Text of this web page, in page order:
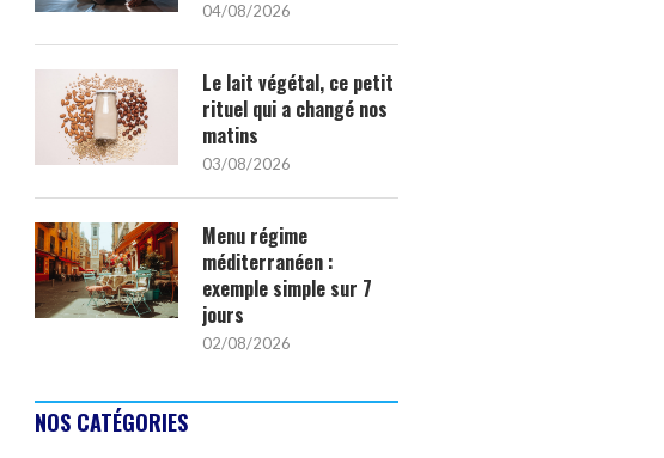
04/08/2026
Le lait végétal, ce petit
rituel qui a changé nos
matins
03/08/2026
Menu régime
méditerranéen :
exemple simple sur 7
jours
02/08/2026
NOS CATÉGORIES